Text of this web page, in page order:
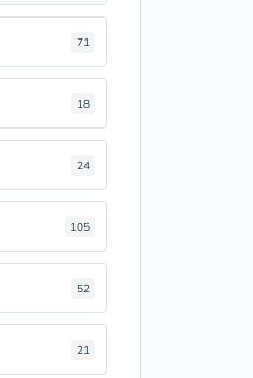
71
18
24
105
52
21